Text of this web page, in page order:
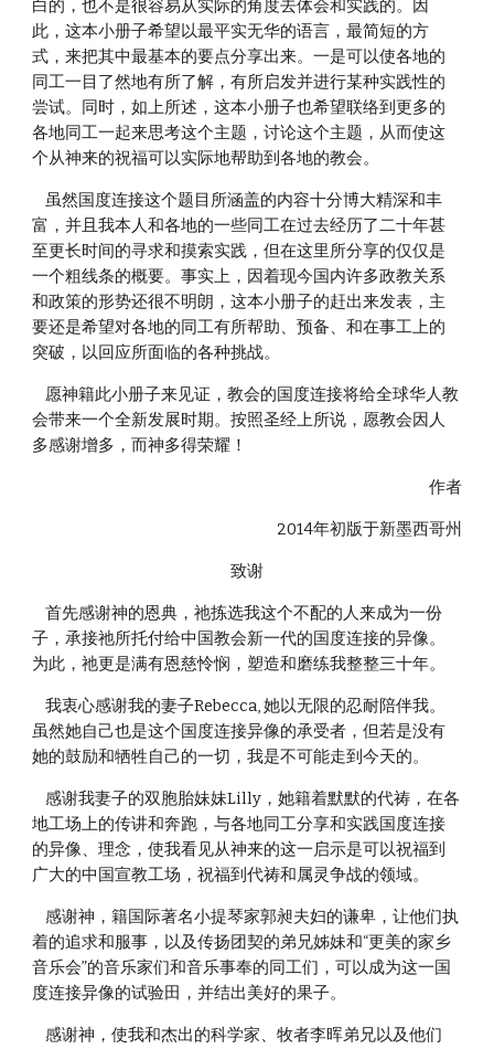
白的，也不是很容易从实际的角度去体会和实践的。因
此，这本小册子希望以最平实无华的语言，最简短的方
式，来把其中最基本的要点分享出来。一是可以使各地的
同工一目了然地有所了解，有所启发并进行某种实践性的
尝试。同时，如上所述，这本小册子也希望联络到更多的
各地同工一起来思考这个主题，讨论这个主题，从而使这
个从神来的祝福可以实际地帮助到各地的教会。
    虽然国度连接这个题目所涵盖的内容十分博大精深和丰
富，并且我本人和各地的一些同工在过去经历了二十年甚
至更长时间的寻求和摸索实践，但在这里所分享的仅仅是
一个粗线条的概要。事实上，因着现今国内许多政教关系
和政策的形势还很不明朗，这本小册子的赶出来发表，主
要还是希望对各地的同工有所帮助、预备、和在事工上的
突破，以回应所面临的各种挑战。
会带来一个全新发展时期。按照圣经上所说，愿教会因人
多感谢增多，而神多得荣耀！
作者
2014年初版于新墨西哥州
致谢
    首先感谢神的恩典，祂拣选我这个不配的人来成为一份
子，承接祂所托付给中国教会新一代的国度连接的异像。
为此，祂更是满有恩慈怜悯，塑造和磨练我整整三十年。
    我衷心感谢我的妻子Rebecca, 她以无限的忍耐陪伴我。
虽然她自己也是这个国度连接异像的承受者，但若是没有
她的鼓励和牺牲自己的一切，我是不可能走到今天的。
    感谢我妻子的双胞胎妹妹Lilly，她籍着默默的代祷，在各
地工场上的传讲和奔跑，与各地同工分享和实践国度连接
的异像、理念，使我看见从神来的这一启示是可以祝福到
广大的中国宣教工场，祝福到代祷和属灵争战的领域。
    感谢神，籍国际著名小提琴家郭昶夫妇的谦卑，让他们执
着的追求和服事，以及传扬团契的弟兄姊妹和“更美的家乡
音乐会”的音乐家们和音乐事奉的同工们，可以成为这一国
度连接异像的试验田，并结出美好的果子。
    感谢神，使我和杰出的科学家、牧者李晖弟兄以及他们